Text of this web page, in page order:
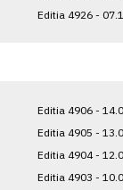
Editia 4926 -
Editia 4906 -
Editia 4905 -
Editia 4904 -
Editia 4903 -